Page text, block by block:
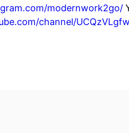
modernwork2go/
channel/